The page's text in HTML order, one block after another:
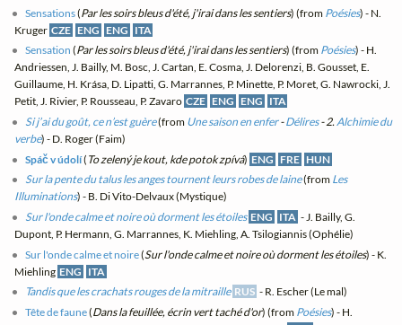
Sensations(Par les soirs bleus d'été, j'irai dans les sentiers) (from Poésies) - N.
Kruger CZE ENG ENG ITA
Sensation (Par les soirs bleus d'été, j'irai dans les sentiers) (from Poésies) - H.
Andriessen, J. Bailly, M. Bosc, J. Cartan, E. Cosma, J. Delorenzi, B. Gousset, E.
Guillaume, H. Krása, D. Lipatti, G. Marrannes, P. Minette, P. Moret, G. Nawrocki, J.
Petit, J. Rivier, P. Rousseau, P. Zavaro CZE ENG ENG ITA
Si j’ai du goût, ce n’est guère(from Une saison en enfer-Délires- 2. Alchimie du
verbe) - D. Roger (Faim)
Spáč v údolí( To zelený je kout, kde potok zpívá) ENG FRE HUN
Sur la pente du talus les anges tournent leurs robes de laine(from Les
Illuminations) - B. Di Vito-Delvaux (Mystique)
Sur l'onde calme et noire où dorment les étoiles ENG ITA - J. Bailly, G.
Dupont, P. Hermann, G. Marrannes, K. Miehling, A. Tsilogiannis (Ophélie)
Sur l'onde calme et noire(Sur l'onde calme et noire où dorment les étoiles) - K.
Miehling ENG ITA
Tandis que les crachats rouges de la mitraille RUS - R. Escher (Le mal)
Tête de faune(Dans la feuillée, écrin vert taché d'or) (from Poésies) - H.